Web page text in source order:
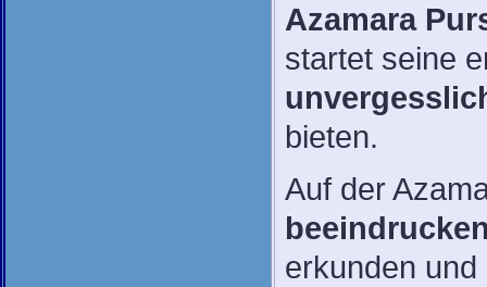
Azamara
startet seine
bieten.
Auf der
erkunden